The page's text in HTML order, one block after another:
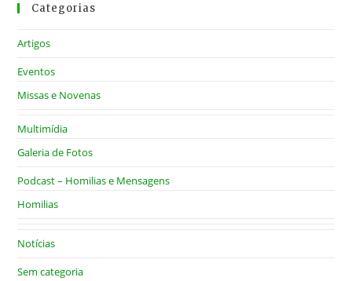
Categorias
Artigos
Eventos
Missas e Novenas
Multimídia
Galeria de Fotos
Podcast – Homilias e Mensagens
Homilias
Notícias
Sem categoria